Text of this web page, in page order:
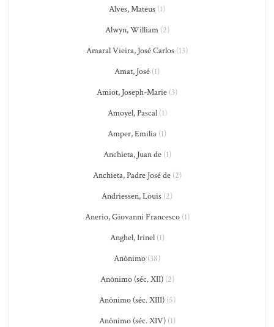
Alves, Mateus (1)
Alwyn, William(2)
Amaral Vieira, José Carlos (13)
Amat, José (1)
Amiot, Joseph-Marie (3)
Amoyel, Pascal(1)
Amper, Emilia (1)
Anchieta, Juan de(1)
Anchieta, Padre José de(2)
Andriessen, Louis (2)
Anerio, Giovanni Francesco(1)
Anghel, Irinel(1)
Anônimo (38)
Anônimo (séc. XII)(2)
Anônimo (séc. XIII)(5)
Anônimo (séc. XIV)(1)